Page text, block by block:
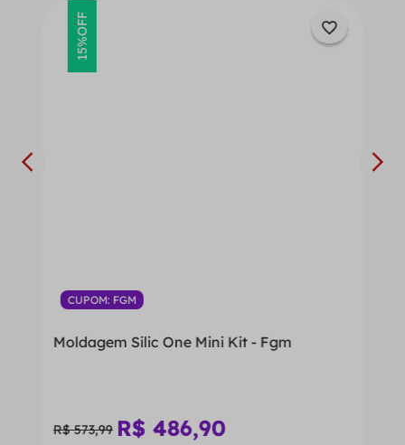
CUPOM: FGM
15%
OFF
Moldagem Silic One Mini Kit - Fgm
R$ 573,99 R$ 486,90